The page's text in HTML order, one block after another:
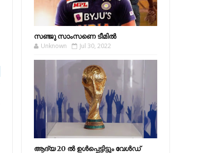
സഞ്ജു സാംസണെ ടീമില്‍
Unknown Jul 30, 2022
ആദ്യ 20 ല്‍ ഉള്‍പ്പെട്ടിട്ടും വേള്‍ഡ്